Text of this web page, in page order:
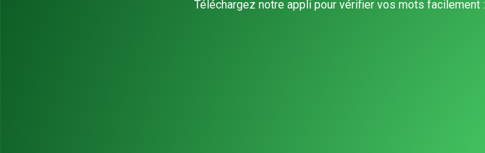
Téléchargez notre appli pour vérifier vos mots facilement :